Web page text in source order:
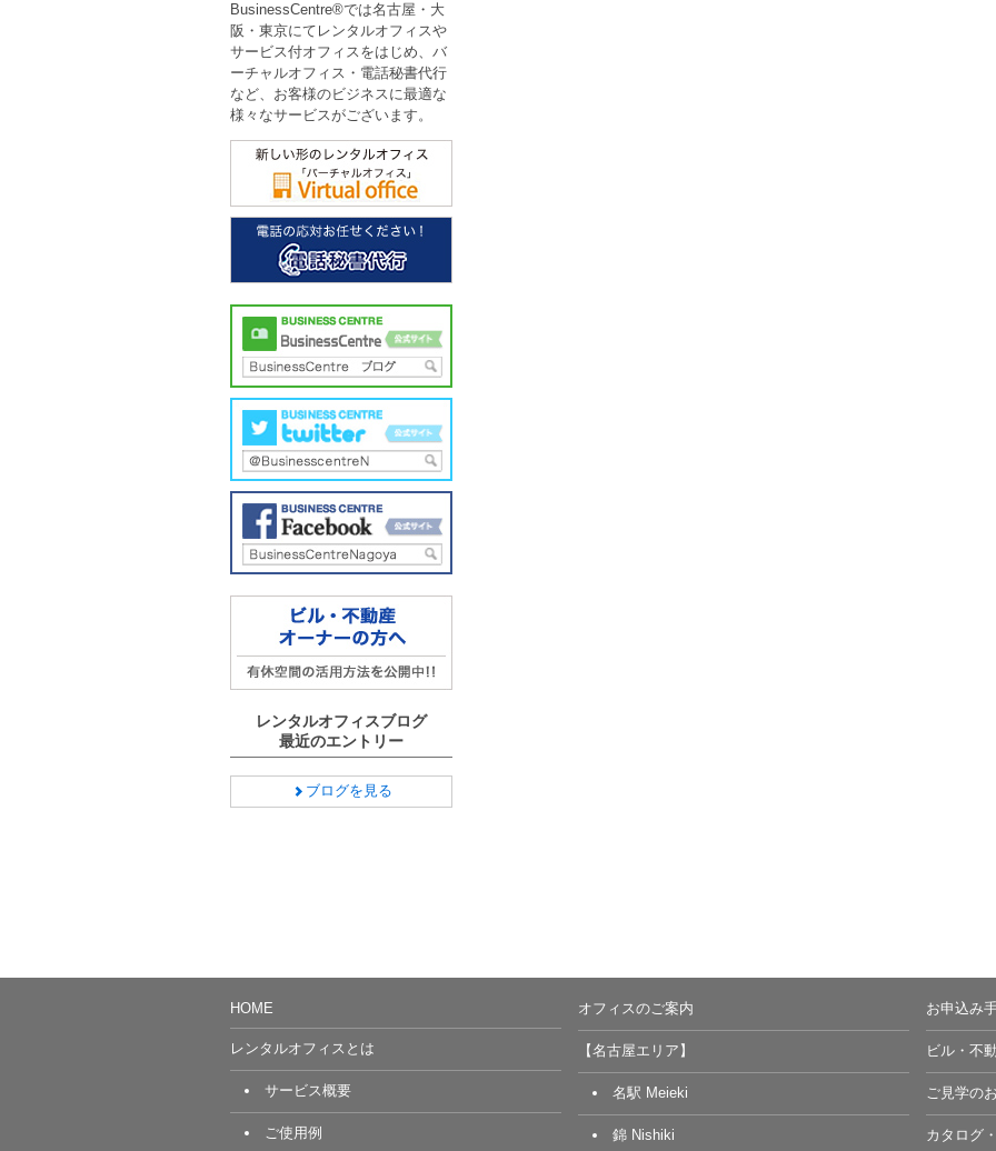
BusinessCentre®では名古屋・大
阪・東京にてレンタルオフィスや
サービス付オフィスをはじめ、バ
ーチャルオフィス・電話秘書代行
など、お客様のビジネスに最適な
様々なサービスがございます。
レンタルオフィスブログ
最近のエントリー
ブログを見る
HOME
レンタルオフィスとは
サービス概要
ご使用例
オフィスのご案内
【名古屋エリア】
名駅 Meieki
錦 Nishiki
お申込み
ビル・不
ご見学の
カタログ